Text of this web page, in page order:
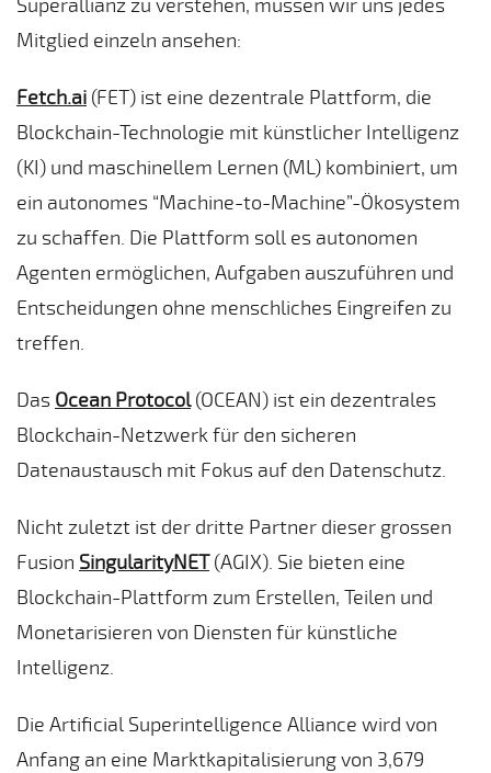
Mitglied einzeln ansehen:
Fetch.ai (FET) ist eine dezentrale Plattform, die
Blockchain-Technologie mit künstlicher Intelligenz
(KI) und maschinellem Lernen (ML) kombiniert, um
ein autonomes “Machine-to-Machine”-Ökosystem
zu schaffen. Die Plattform soll es autonomen
Agenten ermöglichen, Aufgaben auszuführen und
Entscheidungen ohne menschliches Eingreifen zu
treffen.
Das Ocean Protocol(OCEAN) ist ein dezentrales
Blockchain-Netzwerk für den sicheren
Datenaustausch mit Fokus auf den Datenschutz.
Nicht zuletzt ist der dritte Partner dieser grossen
Fusion SingularityNET(AGIX). Sie bieten eine
Blockchain-Plattform zum Erstellen, Teilen und
Monetarisieren von Diensten für künstliche
Intelligenz.
Die Artificial Superintelligence Alliance wird von
Anfang an eine Marktkapitalisierung von 3,679